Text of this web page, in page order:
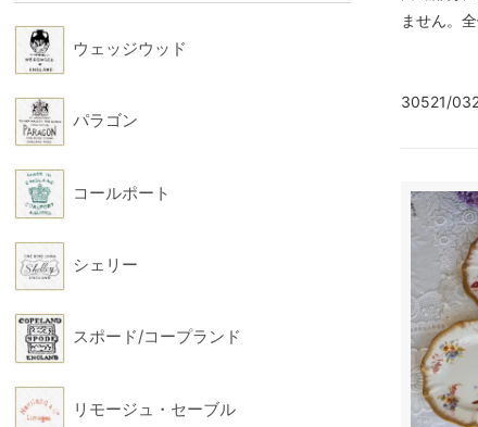
ません。
30521/
ウェッジウッド
パラゴン
コールポート
シェリー
スポード/コープランド
リモージュ・セーブル